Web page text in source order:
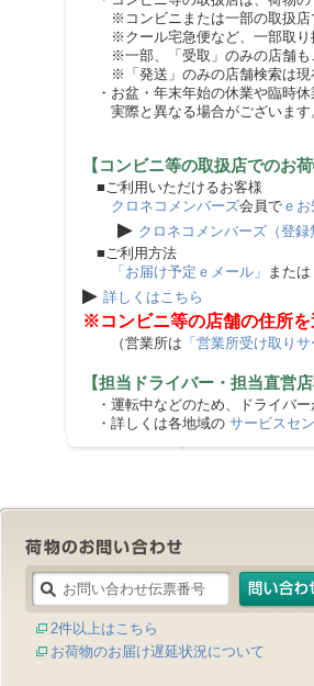
※コンビニまたは一部の取扱店で
※クール宅急便など、一部取り
※一部、「受取」のみの店舗も
※「発送」のみの店舗検索は現
・お盆・年末年始の休業や臨時
実際と異なる場合がございます
【コンビニ等の取扱店でのお
■ご利用いただけるお客様
クロネコメンバーズ会員で ｅ
▶ クロネコメンバーズ（登録
■ご利用方法
「お届け予定ｅメール」 または
▶ 詳しくはこちら
※コンビニ等の店舗の住所を
（営業所は 「営業所受け取りサ
【担当ドライバー・担当直営
・運転中などのため、ドライバー
・詳しくは各地域の サービスセ
2件以上はこちら
お荷物のお届け遅延状況について